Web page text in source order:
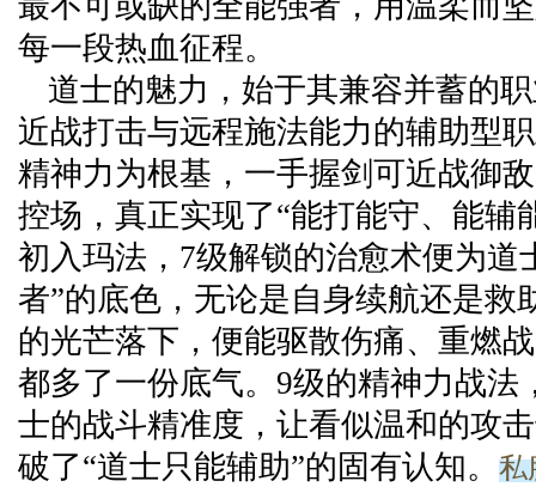
每一段热血征程。
道士的魅力，始于其兼容并蓄的
近战打击与远程施法能力的辅助型
精神力为根基，一手握剑可近战御
控场，真正实现了“能打能守、能辅
初入玛法，7级解锁的治愈术便为道
者”的底色，无论是自身续航还是救
的光芒落下，便能驱散伤痛、重燃
都多了一份底气。9级的精神力战法
士的战斗精准度，让看似温和的攻
破了“道士只能辅助”的固有认知。 私